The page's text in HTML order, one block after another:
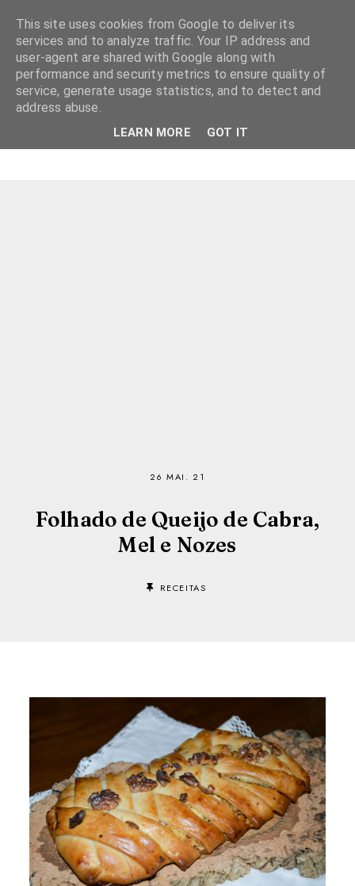
26 MAI. 21
Folhado de Queijo de Cabra,
Mel e Nozes
RECEITAS
This site uses cookies from Google to deliver its
services and to analyze traffic. Your IP address and
user-agent are shared with Google along with
performance and security metrics to ensure quality of
service, generate usage statistics, and to detect and
address abuse.
LEARN MORE GOT IT